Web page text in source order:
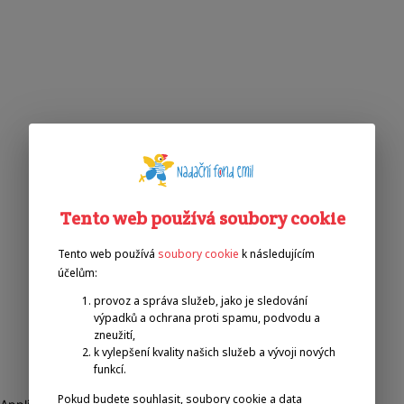
Tento web používá soubory cookie
Tento web používá soubory cookie k následujícím
účelům:
provoz a správa služeb, jako je sledování
výpadků a ochrana proti spamu, podvodu a
zneužití,
k vylepšení kvality našich služeb a vývoji nových
funkcí.
Pokud budete souhlasit, soubory cookie a data